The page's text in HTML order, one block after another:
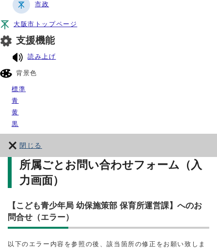
市政
大阪市トップページ
支援機能
読み上げ
背景色
標準
青
黄
黒
閉じる
所属ごとお問い合わせフォーム（入
力画面）
【こども青少年局 幼保施策部 保育所運営課】へのお
問合せ（エラー）
以下のエラー内容を参照の後、該当箇所の修正をお願い致しま